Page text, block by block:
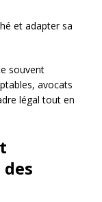
et adapter sa
souvent
avocats
légal tout en